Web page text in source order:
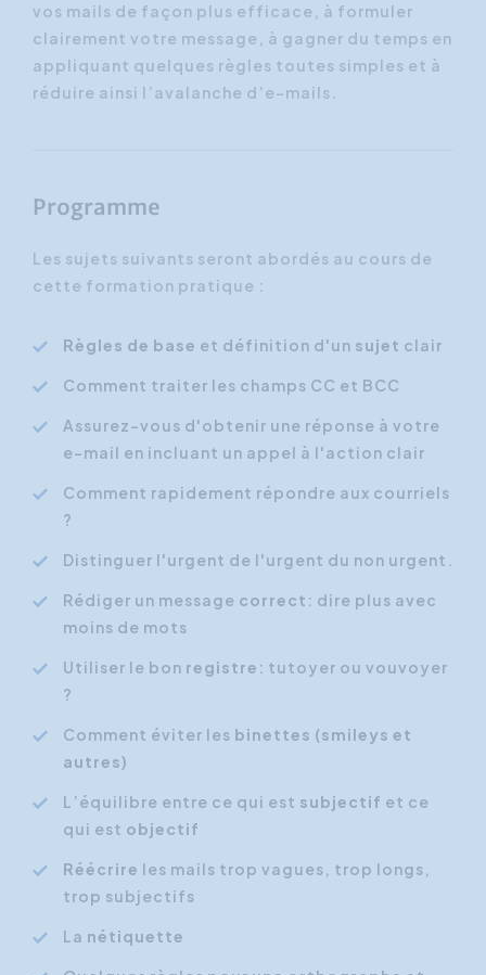
vos mails de façon plus efficace, à formuler
clairement votre message, à gagner du temps en
appliquant quelques règles toutes simples et à
réduire ainsi l’avalanche d’e-mails.
Programme
Les sujets suivants seront abordés au cours de
cette formation pratique :
Règles de base et définition d'un sujet clair
Comment traiter les champs CC et BCC
Assurez-vous d'obtenir une réponse à votre
e-mail en incluant un appel à l'action clair
Comment rapidement répondre aux courriels
?
Distinguer l'urgent de l'urgent du non urgent.
Rédiger un message correct : dire plus avec
moins de mots
Utiliser le bon registre : tutoyer ou vouvoyer
?
Comment éviter les binettes (smileys et
autres)
L’équilibre entre ce qui est subjectif et ce
qui est objectif
Réécrire les mails trop vagues, trop longs,
trop subjectifs
La nétiquette